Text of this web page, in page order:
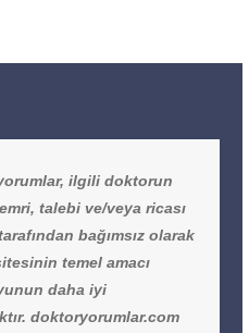
ilgili doktorun
talebi ve/veya ricası
bağımsız olarak
temel amacı
daha iyi
doktoryorumlar.com